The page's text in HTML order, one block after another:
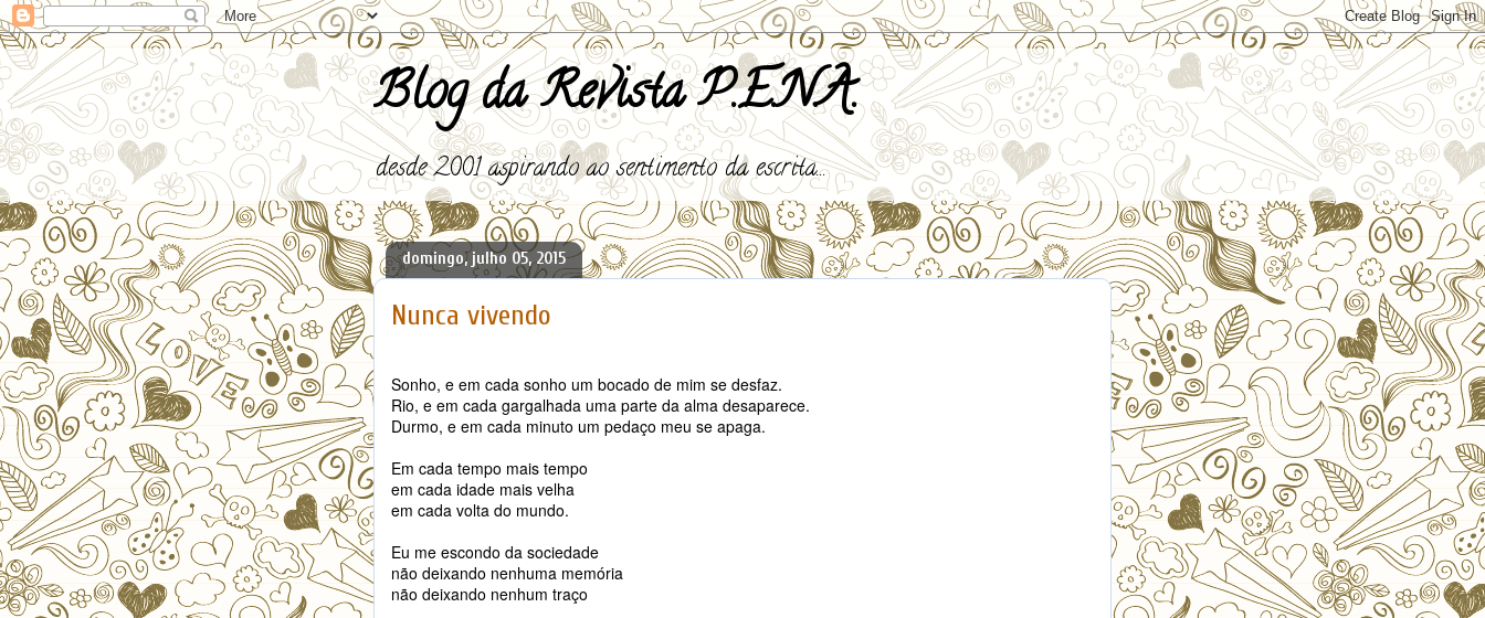
Blog da Revista P.E.N.A.
desde 2001 aspirando ao sentimento da escrita...
domingo, julho 05, 2015
Nunca vivendo
Sonho, e em cada sonho um bocado de mim se desfaz.
Rio, e em cada gargalhada uma parte da alma desaparece.
Durmo, e em cada minuto um pedaço meu se apaga.
Em cada tempo mais tempo
em cada idade mais velha
em cada volta do mundo.
Eu me escondo da sociedade
não deixando nenhuma memória
não deixando nenhum traço